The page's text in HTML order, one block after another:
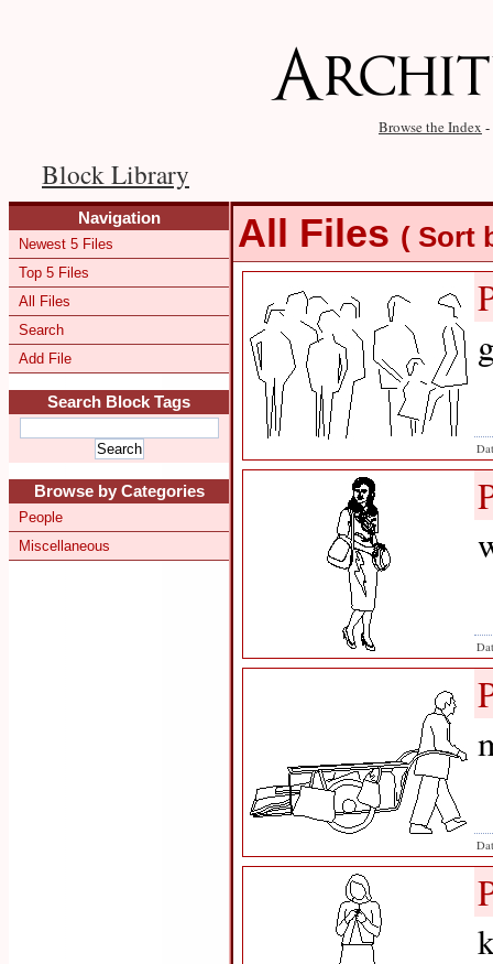
Browse the Index -
Block Library
Navigation
Newest 5 Files
Top 5 Files
All Files
Search
Add File
Search Block Tags
Browse by Categories
People
Miscellaneous
All Files ( Sort